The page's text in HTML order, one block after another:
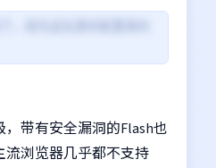
带有安全漏洞的Flash也
浏览器几乎都不支持